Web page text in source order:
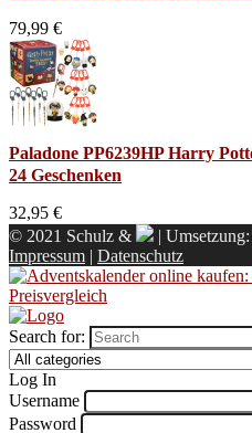
79,99 €
Paladone PP6239HP Harry
24 Geschenken
32,95 €
© 2021 Schulz &
| Umsetzung:
Impressum | Datenschutz
Search for:
Log In
Username
Password